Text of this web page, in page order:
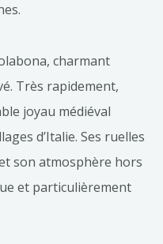
charmant
Très rapidement,
joyau médiéval
d’Italie. Ses ruelles
son atmosphère hors
et particulièrement